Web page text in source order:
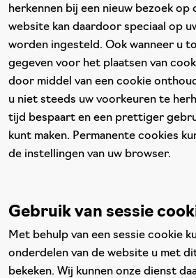
herkennen bij een nieuw bezoek op
website kan daardoor speciaal op
worden ingesteld. Ook wanneer u
gegeven voor het plaatsen van
door middel van een cookie
u niet steeds uw voorkeuren te
tijd bespaart en een prettiger
kunt maken. Permanente cookies
de instellingen van uw browser.
Gebruik van sessie
Met behulp van een sessie cookie
onderdelen van de website u met
bekeken. Wij kunnen onze dienst